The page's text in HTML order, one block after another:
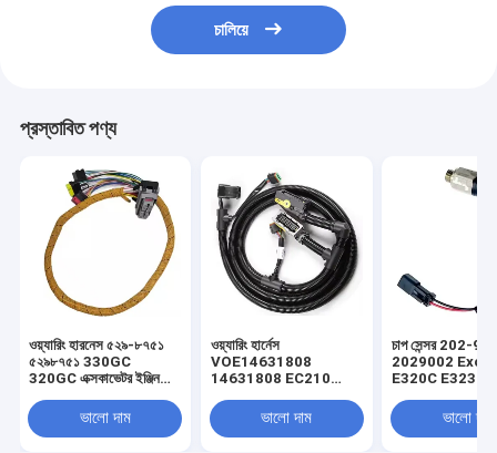
চালিয়ে
প্রস্তাবিত পণ্য
ওয়্যারিং হারনেস ৫২৯-৮৭৫১
৫২৯৮৭৫১ 330GC
320GC এক্সকাভেটর ইঞ্জিন
ভালো দাম
ওয়্যারিং হার্নেস
VOE14631808
14631808 EC210
EC200B EC210B
এক্সক্যাভারের জন্য
ভালো দাম
চাপ সেন্সর 202-
2029002
E320C E323D
এর জন্য
ভালো দাম